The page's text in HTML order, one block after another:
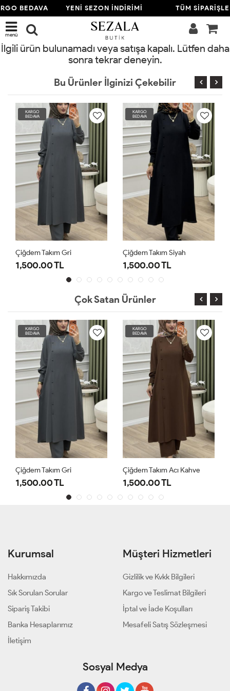
BEDAVA YENİ SEZON İNDİRİMİ TÜM
menü
İlgili ürün bulunamadı veya satışa kapalı. Lütfen daha
sonra tekrar deneyin.
Bu Ürünler İlginizi Çekebilir
KARGO
BEDAVA
Çiğdem Takım Gri
1,500.00 TL
KARGO
BEDAVA
Çiğdem Takım Siyah
1,500.00 TL
Çok Satan Ürünler
KARGO
BEDAVA
Çiğdem Takım Gri
1,500.00 TL
KARGO
BEDAVA
Çiğdem Takım Acı Kahve
1,500.00 TL
Kurumsal
Hakkımızda
Sık Sorulan Sorular
Sipariş Takibi
Banka Hesaplarımız
İletişim
Müşteri Hizmetleri
Gizlilik ve Kvkk Bilgileri
Kargo ve Teslimat Bilgileri
İptal ve İade Koşulları
Mesafeli Satış Sözleşmesi
Sosyal Medya